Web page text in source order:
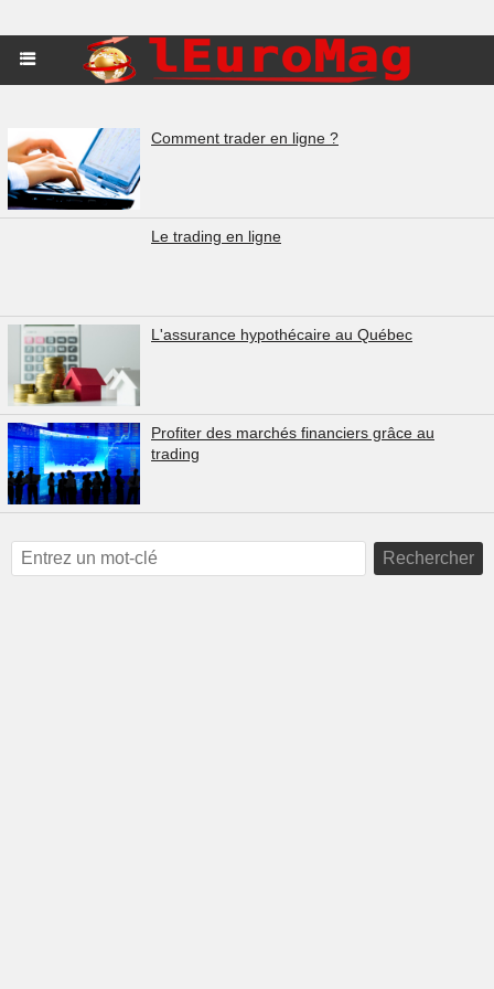
Comment trader en ligne ?
Le trading en ligne
L'assurance hypothécaire au Québec
Profiter des marchés financiers grâce au
trading
Rechercher